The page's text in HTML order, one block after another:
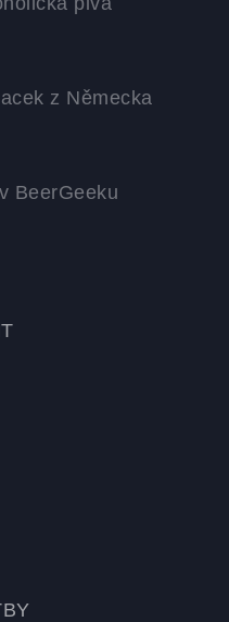
z Německa
BeerGeeku